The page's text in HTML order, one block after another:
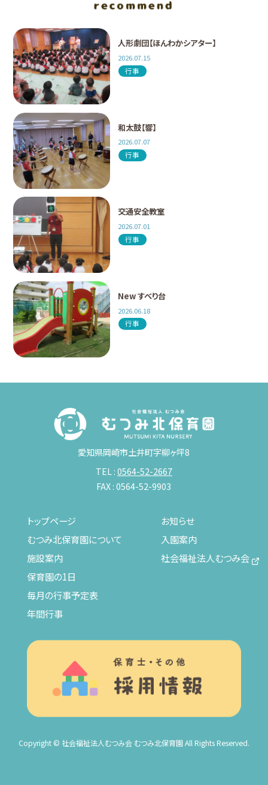
人形劇団【ほんわかシアター】
2026.07.15
行事
和太鼓【響】
2026.07.07
行事
交通安全教室
2026.07.01
行事
New すべり台
2026.06.18
行事
愛知県岡崎市土井町字柳ヶ坪8
TEL :0564-52-2667
FAX : 0564-52-9903
トップページ
むつみ北保育園について
施設案内
保育園の1日
毎月の行事予定表
年間行事
お知らせ
入園案内
社会福祉法人むつみ会
Copyright © 社会福祉法人むつみ会 むつみ北保育園 All Rights Reserved.